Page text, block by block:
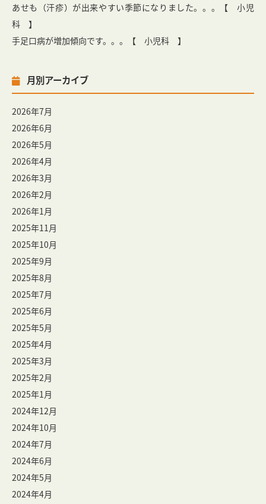
あせも（汗疹）が出来やすい季節になりました。。。【 小児
科 】
手足口病が増加傾向です。。。【 小児科 】
月別アーカイブ
2026年7月
2026年6月
2026年5月
2026年4月
2026年3月
2026年2月
2026年1月
2025年11月
2025年10月
2025年9月
2025年8月
2025年7月
2025年6月
2025年5月
2025年4月
2025年3月
2025年2月
2025年1月
2024年12月
2024年10月
2024年7月
2024年6月
2024年5月
2024年4月